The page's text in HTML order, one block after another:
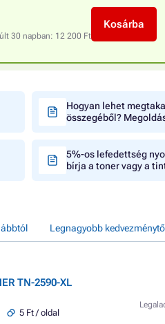
30 napban: 12 200 Ft
Kosárba
Hogyan lehet
összegéből?
5%-os lefedettség
bírja a toner vagy a
Legnagyobb
TN-2590-XL
5 Ft / oldal